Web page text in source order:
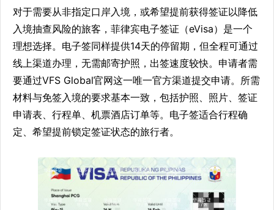
对于需要从非指定口岸入境，或希望提前获得签证以降低
入境抽查风险的旅客，菲律宾电子签证（eVisa）是一个
理想选择。电子签同样提供14天的停留期，但全程可通过
线上渠道办理，无需邮寄护照，出签速度较快。申请者需
要通过VFS Global官网这一唯一官方渠道提交申请。所需
材料与免签入境的要求基本一致，包括护照、照片、签证
申请表、行程单、机票酒店订单等。电子签适合行程确
定、希望提前锁定签证状态的旅行者。